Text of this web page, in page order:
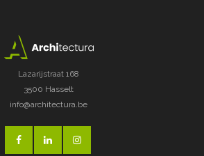
Lazarijstraat 168
3500 Hasselt
info@architectura.be